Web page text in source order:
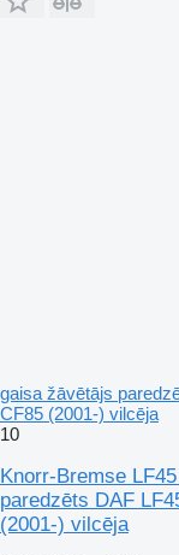
gaisa žāvētājs
CF85 (2001-) vilcēja
10
Knorr-Bremse
paredzēts DAF
(2001-) vilcēja